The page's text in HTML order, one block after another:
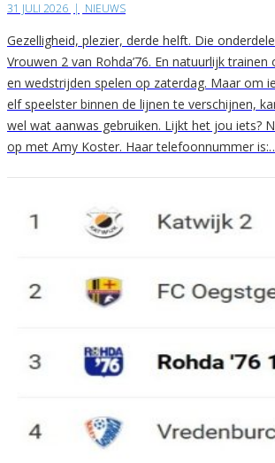
31 JULI 2026 | NIEUWS
Gezelligheid, plezier, derde helft. Die
Vrouwen 2 van Rohda’76. En natuurlijk
en wedstrijden spelen op zaterdag. Maar om
elf speelster binnen de lijnen te verschijnen,
wel wat aanwas gebruiken. Lijkt het jou iets?
op met Amy Koster. Haar telefoonnummer